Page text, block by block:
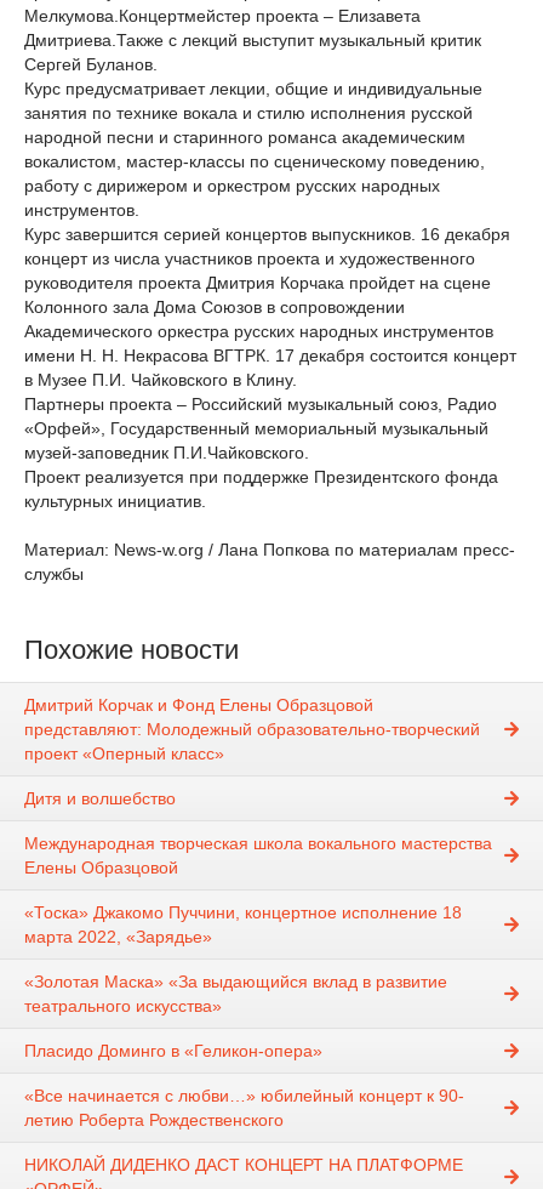
Мелкумова.Концертмейстер проекта – Елизавета
Дмитриева.Также с лекций выступит музыкальный критик
Сергей Буланов.
Курс предусматривает лекции, общие и индивидуальные
занятия по технике вокала и стилю исполнения русской
народной песни и старинного романса академическим
вокалистом, мастер-классы по сценическому поведению,
работу с дирижером и оркестром русских народных
инструментов.
Курс завершится серией концертов выпускников. 16 декабря
концерт из числа участников проекта и художественного
руководителя проекта Дмитрия Корчака пройдет на сцене
Колонного зала Дома Союзов в сопровождении
Академического оркестра русских народных инструментов
имени Н. Н. Некрасова ВГТРК. 17 декабря состоится концерт
в Музее П.И. Чайковского в Клину.
Партнеры проекта – Российский музыкальный союз, Радио
«Орфей», Государственный мемориальный музыкальный
музей‑заповедник П.И.Чайковского.
Проект реализуется при поддержке Президентского фонда
культурных инициатив.
Материал: News-w.org / Лана Попкова по материалам пресс-
службы
Похожие новости
Дмитрий Корчак и Фонд Елены Образцовой
представляют: Молодежный образовательно-творческий
проект «Оперный класс»
Дитя и волшебство
Международная творческая школа вокального мастерства
Елены Образцовой
«Тоска» Джакомо Пуччини, концертное исполнение 18
марта 2022, «Зарядье»
«Золотая Маска» «За выдающийся вклад в развитие
театрального искусства»
Пласидо Доминго в «Геликон-опера»
«Все начинается с любви…» юбилейный концерт к 90-
летию Роберта Рождественского
НИКОЛАЙ ДИДЕНКО ДАСТ КОНЦЕРТ НА ПЛАТФОРМЕ